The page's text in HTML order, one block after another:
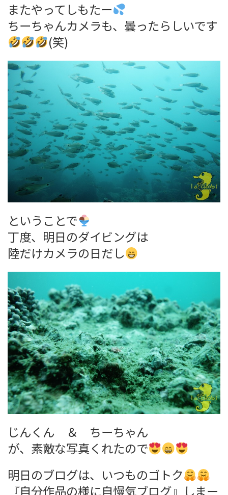
またやってしもたー
ちーちゃんカメラも、曇ったらしいです
(笑)
ということで
丁度、明日のダイビングは
陸だけカメラの日だし
じんくん ＆ ちーちゃん
が、素敵な写真くれたので
明日のブログは、いつものゴトク
『自分作品の様に自慢気ブログ』しまー